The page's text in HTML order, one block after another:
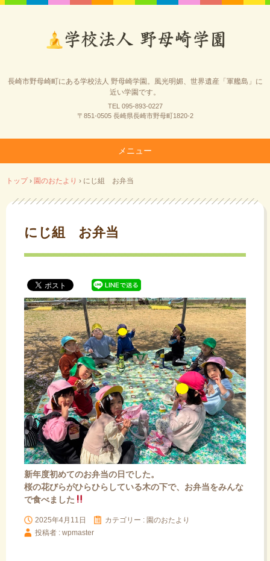
長崎市野母崎町にある学校法人 野母崎学園。風光明媚、世界遺産「軍艦島」に
近い学園です。
TEL 095-893-0227
〒851-0505 長崎県長崎市野母町1820-2
メニュー
ン
テ
トップ › 園のおたより › にじ組 お弁当
にじ組 お弁当
新年度初めてのお弁当の日でした。
桜の花びらがひらひらしている木の下で、お弁当をみんな
で食べました
2025年4月11日 カテゴリー : 園のおたより
投稿者 : wpmaster